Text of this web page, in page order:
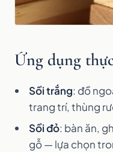
Ứng dụng
Sồi trắng: đồ
trang trí, thùng
Sồi đỏ: bàn ăn,
gỗ — lựa chọn